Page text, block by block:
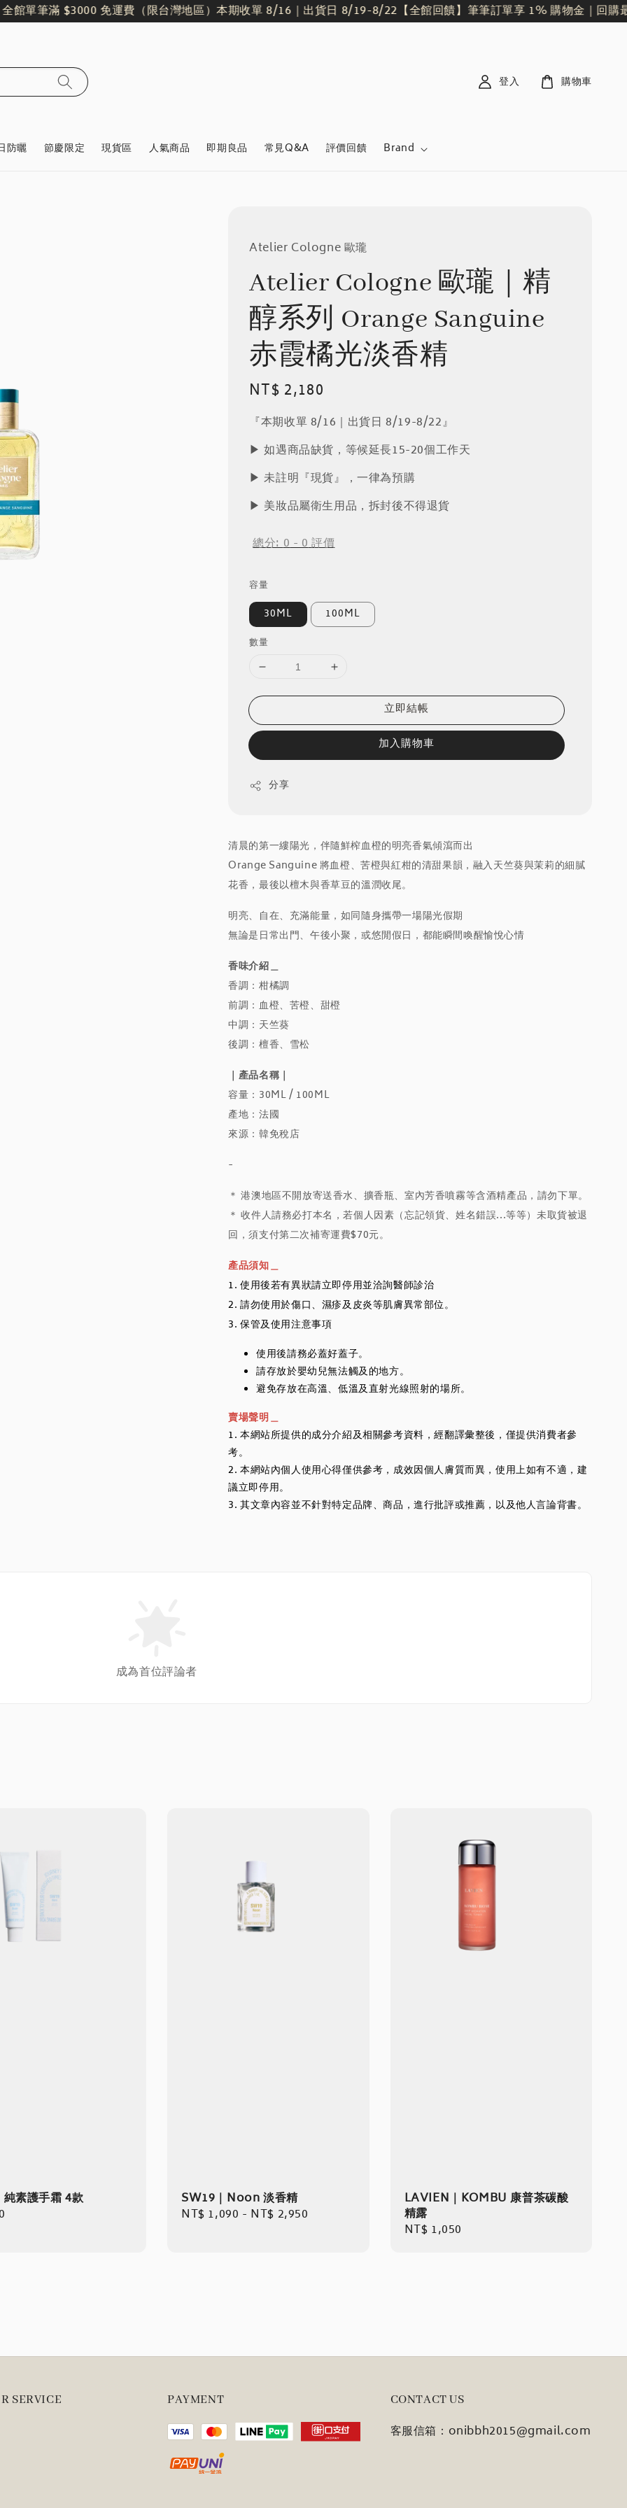
單筆滿 $3000 免運費（限台灣地區）本期收單 8/16｜出貨日 8/19-8/22【全館回饋】筆筆訂單享 1% 購物金｜回購最划
防曬 節慶限定 現貨區 人氣商品 即期良品 常見Q&A 評價回饋 Brand
登入 購物車
Atelier Cologne 歐瓏
Atelier Cologne 歐瓏｜精
醇系列 Orange Sanguine
赤霞橘光淡香精
Regular
price
NT$ 2,180
『本期收單 8/16｜出貨日 8/19-8/22』
▶︎ 如遇商品缺貨，等候延長15-20個工作天
▶︎ 未註明『現貨』，一律為預購
▶︎ 美妝品屬衛生用品，拆封後不得退貨
總分:0-0評價
容量
30ML 100ML
數量
立即結帳
加入購物車
分享
清晨的第一縷陽光，伴隨鮮榨血橙的明亮香氣傾瀉而出
Orange Sanguine 將血橙、苦橙與紅柑的清甜果韻，融入天竺葵與茉莉的細膩
花香，最後以檀木與香草豆的溫潤收尾。
明亮、自在、充滿能量，如同隨身攜帶一場陽光假期
無論是日常出門、午後小聚，或悠閒假日，都能瞬間喚醒愉悅心情
香味介紹＿
香調：柑橘調
前調：血橙、苦橙、甜橙
中調：天竺葵
後調：檀香、雪松
｜產品名稱｜
容量：30ML / 100ML
產地：法國
來源：韓免稅店
-
＊ 港澳地區不開放寄送香水、擴香瓶、室內芳香噴霧等含酒精產品，請勿下單。
＊ 收件人請務必打本名，若個人因素（忘記領貨、姓名錯誤...等等）未取貨被退
回，須支付第二次補寄運費$70元。
產品須知＿
1. 使用後若有異狀請立即停用並洽詢醫師診治
2. 請勿使用於傷口、濕疹及皮炎等肌膚異常部位。
3. 保管及使用注意事項
使用後請務必蓋好蓋子。
請存放於嬰幼兒無法觸及的地方。
避免存放在高溫、低溫及直射光線照射的場所。
賣場聲明＿
1. 本網站所提供的成分介紹及相關參考資料，經翻譯彙整後，僅提供消費者參
考。
2. 本網站內個人使用心得僅供參考，成效因個人膚質而異，使用上如有不適，建
議立即停用。
3. 其文章內容並不針對特定品牌、商品，進行批評或推薦，以及他人言論背書。
成為首位評論者
素護手霜 4款
SW19｜Noon 淡香精
Regular
NT$ 1,090 - NT$ 2,950
LAVIEN｜KOMBU 康普茶碳酸
精露
Regular
NT$ 1,050
SERVICE PAYMENT CONTACT US
客服信箱：onibbh2015@gmail.com